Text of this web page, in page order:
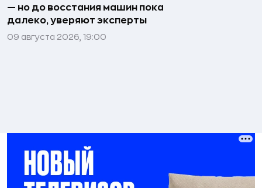
— но до восстания машин пока
далеко, уверяют эксперты
09 августа 2026, 19:00